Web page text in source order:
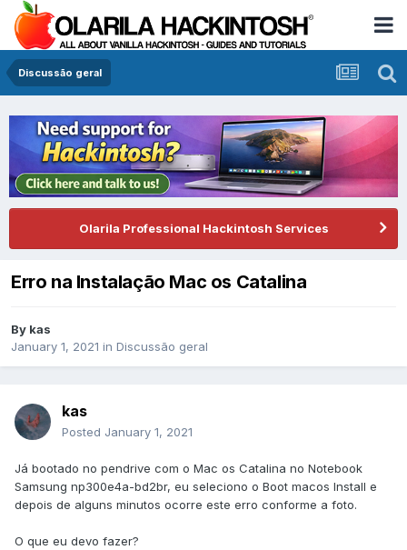
Discussão geral
Olarila Professional Hackintosh Services
Erro na Instalação Mac os Catalina
By kas
January 1, 2021 in Discussão geral
kas
Posted January 1, 2021
Já bootado no pendrive com o Mac os Catalina no Notebook
Samsung np300e4a-bd2br, eu seleciono o Boot macos Install e
depois de alguns minutos ocorre este erro conforme a foto.
O que eu devo fazer?